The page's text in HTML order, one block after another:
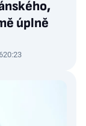
úplně
20:23